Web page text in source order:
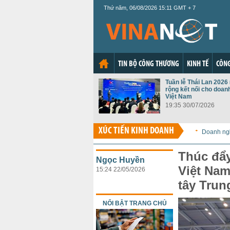
Thứ năm, 06/08/2026 15:11 GMT + 7
TIN BỘ CÔNG THƯƠNG KINH TẾ
Tuần lễ Thái Lan
rộng kết nối cho
Việt Nam
19:35 30/07/2026
XÚC TIẾN KINH DOANH Doanh
Thúc
Việt
tây
Ngọc Huyền
15:24 22/05/2026
NỔI BẬT TRANG CHỦ